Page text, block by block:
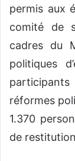
permis aux
comité de
cadres du
politiques
réformes
1.370
de